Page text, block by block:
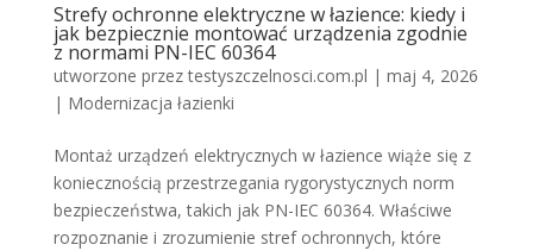
Strefy ochronne elektryczne w łazience: kiedy i
jak bezpiecznie montować urządzenia zgodnie
z normami PN-IEC 60364
utworzone przeztestyszczelnosci.com.pl | maj 4, 2026
| Modernizacja łazienki
Montaż urządzeń elektrycznych w łazience wiąże się z
koniecznością przestrzegania rygorystycznych norm
bezpieczeństwa, takich jak PN-IEC 60364. Właściwe
rozpoznanie i zrozumienie stref ochronnych, które